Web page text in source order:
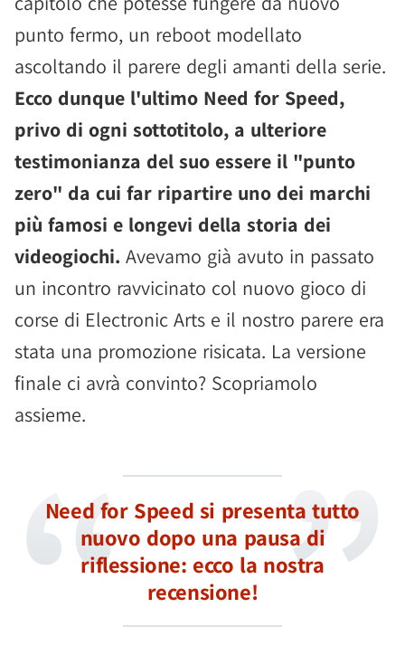
punto fermo, un reboot modellato
ascoltando il parere degli amanti della serie.
Ecco dunque l'ultimo Need for Speed,
privo di ogni sottotitolo, a ulteriore
testimonianza del suo essere il "punto
zero" da cui far ripartire uno dei marchi
più famosi e longevi della storia dei
videogiochi. Avevamo già avuto in passato
un incontro ravvicinato col nuovo gioco di
corse di Electronic Arts e il nostro parere era
stata una promozione risicata. La versione
finale ci avrà convinto? Scopriamolo
assieme.
Need for Speed si presenta tutto
nuovo dopo una pausa di
riflessione: ecco la nostra
recensione!